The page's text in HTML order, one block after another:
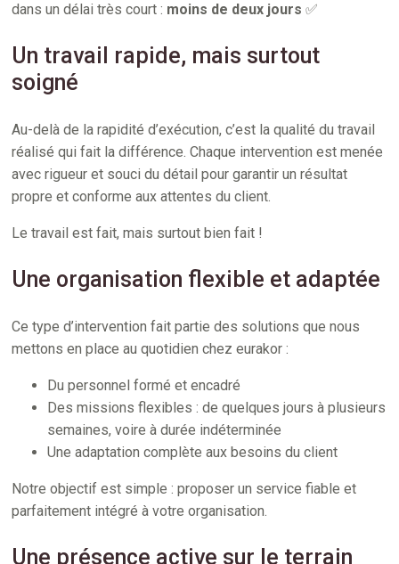
dans un délai très court : moins de deux jours ✅
Un travail rapide, mais surtout
soigné
Au-delà de la rapidité d’exécution, c’est la qualité du travail
réalisé qui fait la différence. Chaque intervention est menée
avec rigueur et souci du détail pour garantir un résultat
propre et conforme aux attentes du client.
Le travail est fait, mais surtout bien fait !
Une organisation flexible et adaptée
Ce type d’intervention fait partie des solutions que nous
mettons en place au quotidien chez eurakor :
Du personnel formé et encadré
Des missions flexibles : de quelques jours à plusieurs
semaines, voire à durée indéterminée
Une adaptation complète aux besoins du client
Notre objectif est simple : proposer un service fiable et
parfaitement intégré à votre organisation.
Une présence active sur le terrain